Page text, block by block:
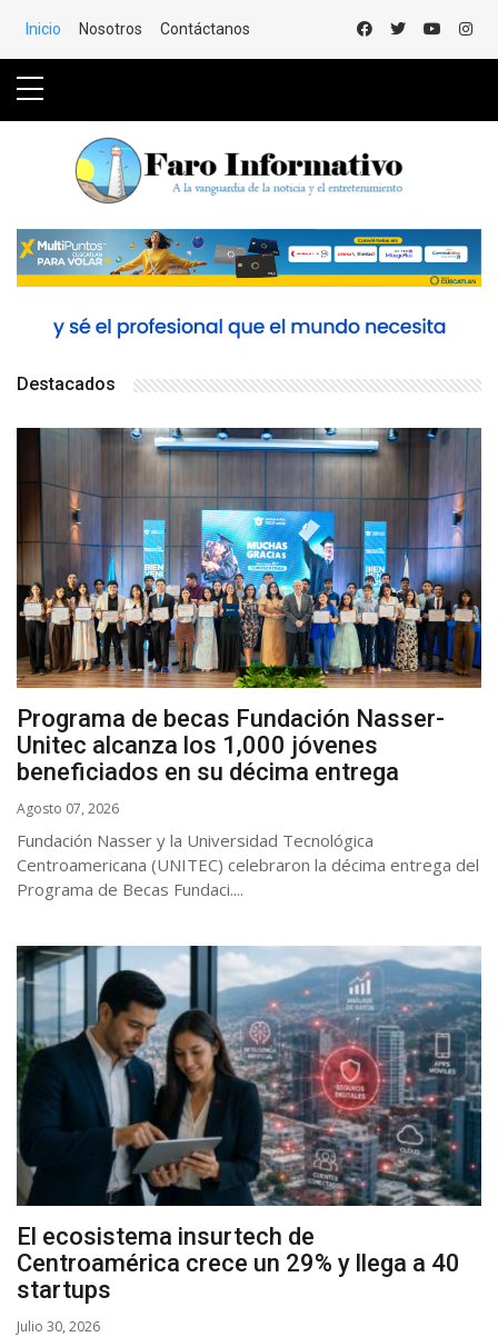
Inicio Nosotros Contáctanos
Destacados
Programa de becas Fundación Nasser-
Unitec alcanza los 1,000 jóvenes
beneficiados en su décima entrega
Agosto 07, 2026
Fundación Nasser y la Universidad Tecnológica
Centroamericana (UNITEC) celebraron la décima entrega del
Programa de Becas Fundaci....
El ecosistema insurtech de
Centroamérica crece un 29% y llega a 40
startups
Julio 30, 2026